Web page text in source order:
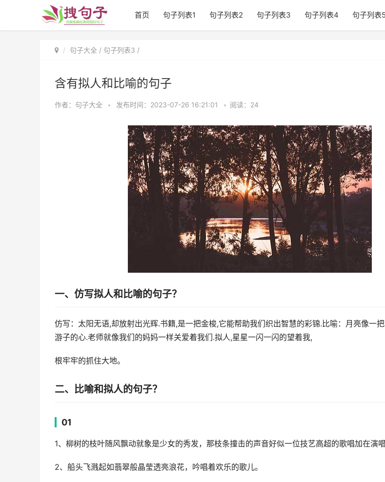
首页 句子列表1 句子列表2 句子列表3 句子列表4 句子列表5
句子大全 / 句子列表3 /
含有拟人和比喻的句子
作者：句子大全 • 发布时间：2023-07-26 16:21:01 • 阅读：24
一、仿写拟人和比喻的句子？
仿写：太阳无语,却放射出光辉.书籍,是一把金梭,它能帮助我们织出智慧的彩锦.比喻：月亮像一
游子的心.老师就像我们的妈妈一样关爱着我们.拟人,星星一闪一闪的望着我,
根牢牢的抓住大地。
二、比喻和拟人的句子？
01
1、柳树的枝叶随风飘动就象是少女的秀发，那枝条撞击的声音好似一位技艺高超的歌唱加在演唱
2、船头飞溅起如翡翠般晶莹透亮浪花，吟唱着欢乐的歌儿。